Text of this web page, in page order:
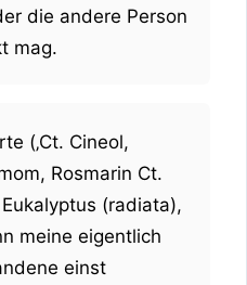
die andere Person
mag.
(‚Ct. Cineol,
Rosmarin Ct.
(radiata),
meine eigentlich
einst